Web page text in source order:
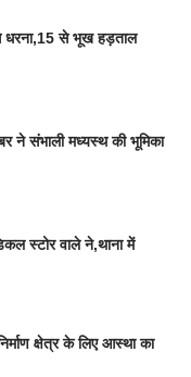
धरना,15 से भूख हड़ताल
ने संभाली मध्यस्थ की भूमिका
स्टोर वाले ने,थाना में
क्षेत्र के लिए आस्था का